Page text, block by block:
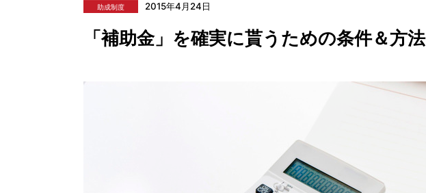
助成制度 2015年4月24日
「補助金」を確実に貰うための条件＆方法